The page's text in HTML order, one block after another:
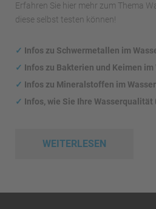
Erfahren Sie hier mehr zum Thema
diese selbst testen können!
✓ Infos zu Schwermetallen im
✓ Infos zu Bakterien und Keimen im
✓ Infos zu Mineralstoffen im Wasser
✓ Infos, wie Sie Ihre
WEITERLESEN